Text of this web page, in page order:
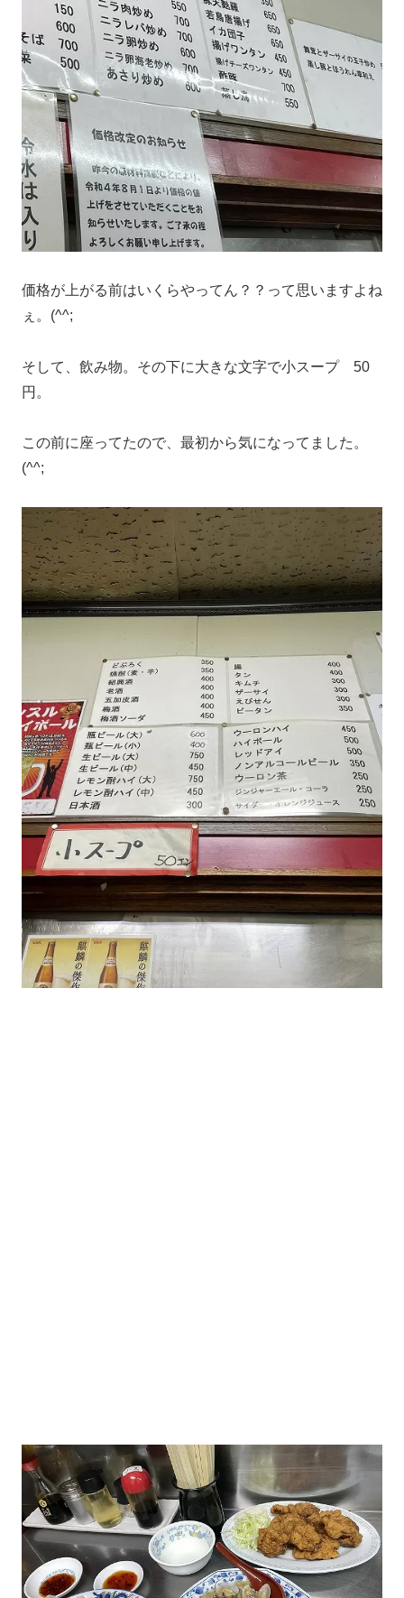
価格が上がる前はいくらやってん？？って思いますよね
ぇ。(^^;
そして、飲み物。その下に大きな文字で小スープ 50
円。
この前に座ってたので、最初から気になってました。
(^^;